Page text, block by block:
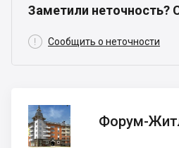
Заметили неточность?
 Сообщить о неточности
Форум-
Житлобуд
Форум-